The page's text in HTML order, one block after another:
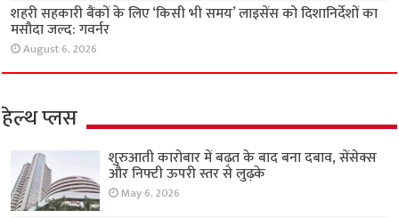
शहरी सहकारी बैंकों के लिए ‘किसी भी समय’ लाइसेंस को दिशानिर्देशों का
मसौदा जल्द: गवर्नर
August 6, 2026
हेल्थ प्लस
शुरुआती कारोबार में बढ़त के बाद बना दबाव, सेंसेक्स
और निफ्टी ऊपरी स्तर से लुढ़के
May 6, 2026